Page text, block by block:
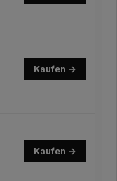
Kaufen →
Kaufen →